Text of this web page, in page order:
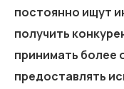
постоянно ищут
получить
принимать более
предоставлять